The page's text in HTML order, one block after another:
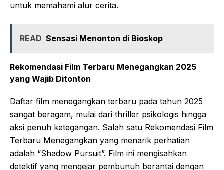
untuk memahami alur cerita.
READ Sensasi Menonton di Bioskop
Rekomendasi Film Terbaru Menegangkan 2025
yang Wajib Ditonton
Daftar film menegangkan terbaru pada tahun 2025
sangat beragam, mulai dari thriller psikologis hingga
aksi penuh ketegangan. Salah satu Rekomendasi Film
Terbaru Menegangkan yang menarik perhatian
adalah “Shadow Pursuit”. Film ini mengisahkan
detektif yang mengejar pembunuh berantai dengan